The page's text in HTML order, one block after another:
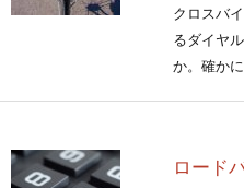
クロスバ
るダイヤ
か。確か
ロード